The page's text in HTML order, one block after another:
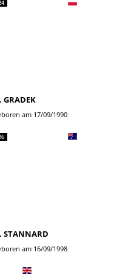
GRADEK
am 17/09/1990
STANNARD
am 16/09/1998